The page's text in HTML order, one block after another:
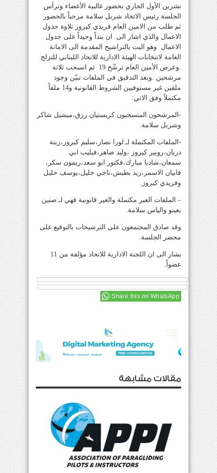
تشرين الأول الجاري بحضور غالبية الأعضاء.وترأس
الجلسة رئيس الاتحاد شربل سلامة مرحباً بالحضور
ثم طلب من الامين العام فريدي كيروز تلاوة جدول
الاعمال والذي اشار الى ان بنداً وحيداً على جدول
الاعمال وهو البت بالتراشيح المقدمة الى الامانة
العامة لانتخابات الهيئة الادارية للاتحاد اللبناني للتزلج
.وعرض الأمين العام ترشّح 19 ثم انسحب ثلاثة
مرشحين .وبعد التدقيق في الملفات تبيّن وجود
ملفين غير مستوفيين الشروط القانونية و14 ملفاً
مكتملاً وفق الاتي:
-المرشحون المنسحبون:كريستيان رزق،ميشيل شاكر
وشربل سلامة.
-الملفات المكتملة لـ:لورا نصار،سليم كيروز،زينة
دريان،روبير كيروز ،وليد ضاهر،فيليب ابي
سمعان،شاديا مبارك،فكتور ابو سعد،ريمون سكر،
فابيان الاسمر،زيد بطيش،ناجي خليل،يوسف خليل
وفريدي كيروز.
– الملفات الغير مكتملة والغير قانونية فهي لـ:صنين
بعينو والياس سلامة.
وقد صادق المجتمعون على الترشيحات بالتوقيع على
محضر الجلسة.
يشار الى ان اللجنة الادارية للاتحاد مؤلفة من 11
عضواً.
Share this on WhatsApp
مقالات مشابهة